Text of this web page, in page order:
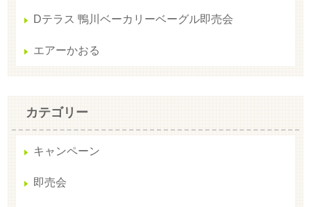
Dテラス 鴨川ベーカリーベーグル即売会
エアーかおる
カテゴリー
キャンペーン
即売会